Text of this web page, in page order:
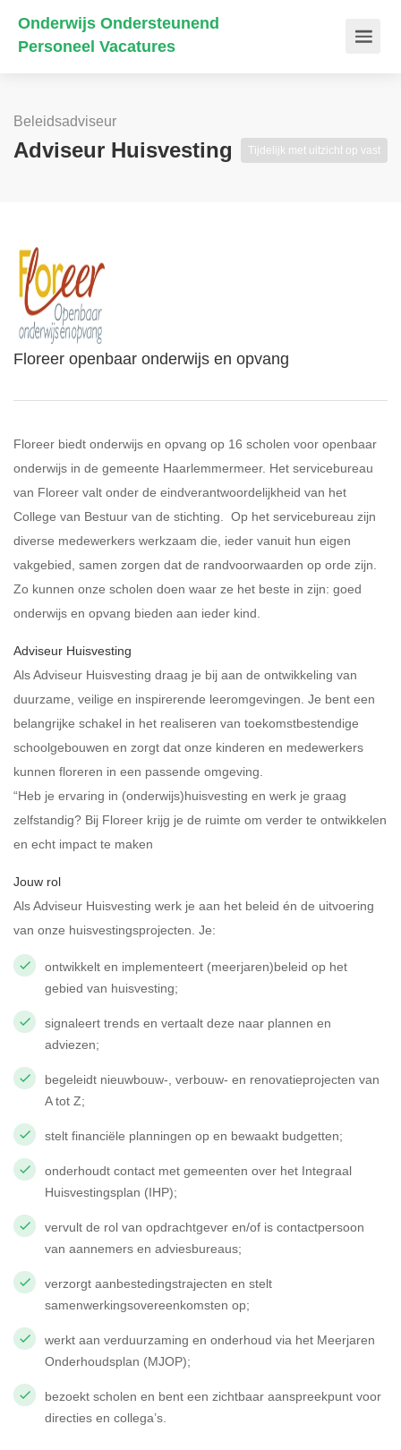
Onderwijs Ondersteunend
Personeel Vacatures
Beleidsadviseur
Adviseur Huisvesting Tijdelijk met uitzicht op vast
Floreer openbaar onderwijs en opvang
Floreer biedt onderwijs en opvang op 16 scholen voor openbaar
onderwijs in de gemeente Haarlemmermeer. Het servicebureau
van Floreer valt onder de eindverantwoordelijkheid van het
College van Bestuur van de stichting. Op het servicebureau zijn
diverse medewerkers werkzaam die, ieder vanuit hun eigen
vakgebied, samen zorgen dat de randvoorwaarden op orde zijn.
Zo kunnen onze scholen doen waar ze het beste in zijn: goed
onderwijs en opvang bieden aan ieder kind.
Adviseur Huisvesting
Als Adviseur Huisvesting draag je bij aan de ontwikkeling van
duurzame, veilige en inspirerende leeromgevingen. Je bent een
belangrijke schakel in het realiseren van toekomstbestendige
schoolgebouwen en zorgt dat onze kinderen en medewerkers
kunnen floreren in een passende omgeving.
“Heb je ervaring in (onderwijs)huisvesting en werk je graag
zelfstandig? Bij Floreer krijg je de ruimte om verder te ontwikkelen
en echt impact te maken
Jouw rol
Als Adviseur Huisvesting werk je aan het beleid én de uitvoering
van onze huisvestingsprojecten. Je:
ontwikkelt en implementeert (meerjaren)beleid op het
gebied van huisvesting;
signaleert trends en vertaalt deze naar plannen en
adviezen;
begeleidt nieuwbouw-, verbouw- en renovatieprojecten van
A tot Z;
stelt financiële planningen op en bewaakt budgetten;
onderhoudt contact met gemeenten over het Integraal
Huisvestingsplan (IHP);
vervult de rol van opdrachtgever en/of is contactpersoon
van aannemers en adviesbureaus;
verzorgt aanbestedingstrajecten en stelt
samenwerkingsovereenkomsten op;
werkt aan verduurzaming en onderhoud via het Meerjaren
Onderhoudsplan (MJOP);
bezoekt scholen en bent een zichtbaar aanspreekpunt voor
directies en collega’s.